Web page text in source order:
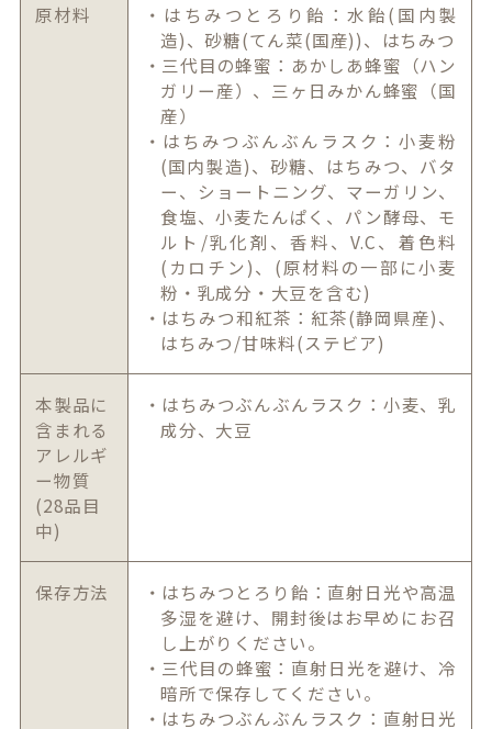
原材料
・はちみつとろり飴：水飴(国内製
造)、砂糖(てん菜(国産))、はちみつ
・三代目の蜂蜜：あかしあ蜂蜜（ハン
ガリー産）、三ヶ日みかん蜂蜜（国
産）
・はちみつぶんぶんラスク：小麦粉
(国内製造)、砂糖、はちみつ、バタ
ー、ショートニング、マーガリン、
食塩、小麦たんぱく、パン酵母、モ
ルト/乳化剤、香料、V.C、着色料
(カロチン)、(原材料の一部に小麦
粉・乳成分・大豆を含む)
・はちみつ和紅茶：紅茶(静岡県産)、
はちみつ/甘味料(ステビア)
本製品に
含まれる
アレルギ
ー物質
(28品目
中)
・はちみつぶんぶんラスク：小麦、乳
成分、大豆
保存方法
・はちみつとろり飴：直射日光や高温
多湿を避け、開封後はお早めにお召
し上がりください。
・三代目の蜂蜜：直射日光を避け、冷
暗所で保存してください。
・はちみつぶんぶんラスク：直射日光